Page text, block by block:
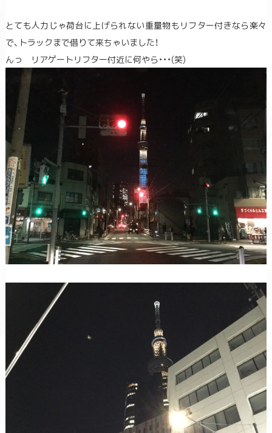
とても人力じゃ荷台に上げられない重量物もリフター付きなら楽々
で、トラックまで借りて来ちゃいました！
んっ リアゲートリフター付近に何やら・・・(笑)